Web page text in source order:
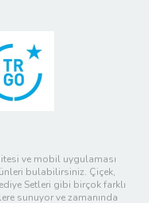
ve mobil uygulaması
bulabilirsiniz. Çiçek,
Setleri gibi birçok farklı
sunuyor ve zamanında